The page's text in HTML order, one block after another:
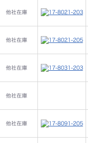
他社在庫
他社在庫
他社在庫
他社在庫
他社在庫